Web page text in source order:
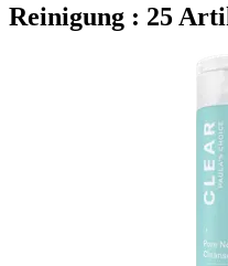
Reinigung : 25